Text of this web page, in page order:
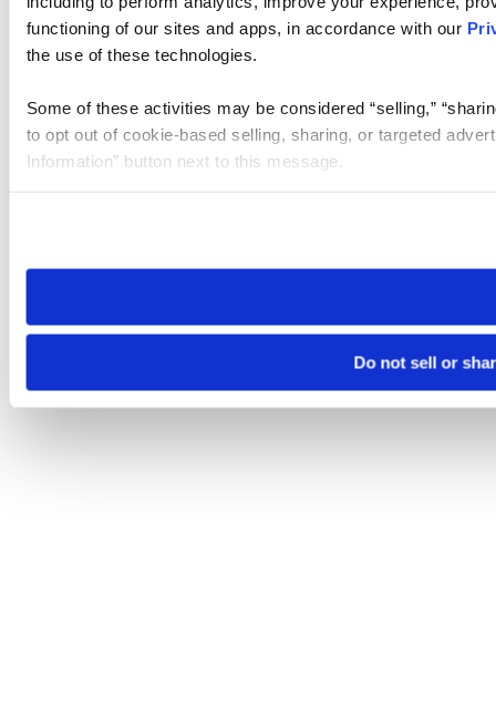
functioning of our sites and apps, in accordance with our
the use of these technologies.
Some of these activities may be considered “selling,”
to opt out of cookie-based selling, sharing, or targeted
Information” button next to this message.
need to be set again.
Do not sell or